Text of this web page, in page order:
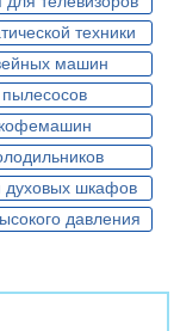
техники
машин
духовых шкафов
давления